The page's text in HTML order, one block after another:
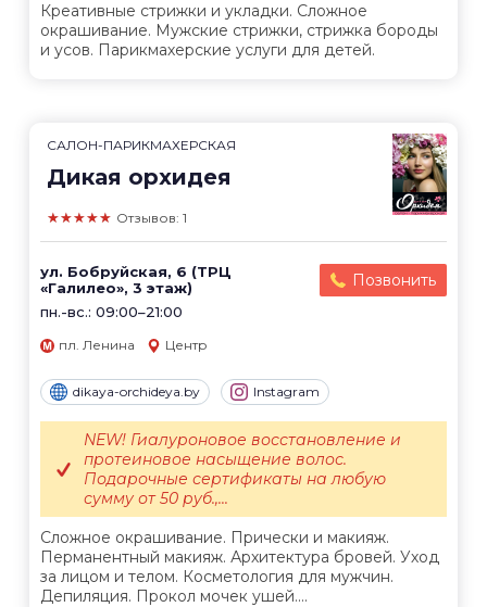
Креативные стрижки и укладки. Сложное
окрашивание. Мужские стрижки, стрижка бороды
и усов. Парикмахерские услуги для детей.
САЛОН-ПАРИКМАХЕРСКАЯ
Дикая орхидея
★★★★★ Отзывов: 1
ул. Бобруйская, 6 (ТРЦ
«Галилео», 3 этаж)
пн.-вс.: 09:00–21:00
Позвонить
пл. Ленина Центр
dikaya-orchideya.by Instagram
Сложное окрашивание. Прически и макияж.
Перманентный макияж. Архитектура бровей. Уход
за лицом и телом. Косметология для мужчин.
Депиляция. Прокол мочек ушей....
NEW! Гиалуроновое восстановление и
протеиновое насыщение волос.
Подарочные сертификаты на любую
сумму от 50 руб.,...